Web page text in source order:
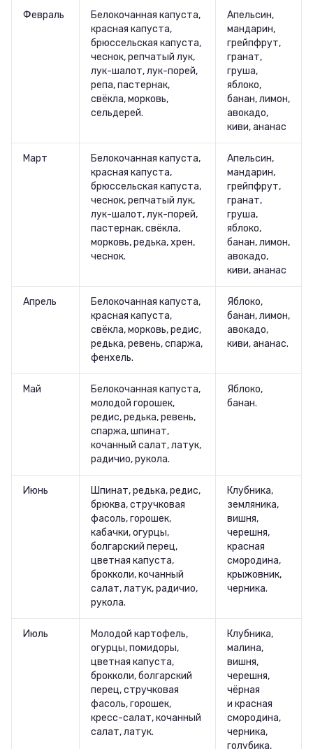
Февраль
Белокочанная капуста,
красная капуста,
брюссельская капуста,
чеснок, репчатый лук,
лук-шалот, лук-порей,
репа, пастернак,
свёкла, морковь,
сельдерей.
Апельсин,
мандарин,
грейпфрут,
гранат,
груша,
яблоко,
банан, лимон,
авокадо,
киви, ананас
Март
Белокочанная капуста,
красная капуста,
брюссельская капуста,
чеснок, репчатый лук,
лук-шалот, лук-порей,
пастернак, свёкла,
морковь, редька, хрен,
чеснок.
Апельсин,
мандарин,
грейпфрут,
гранат,
груша,
яблоко,
банан, лимон,
авокадо,
киви, ананас
Апрель
Белокочанная капуста,
красная капуста,
свёкла, морковь, редис,
редька, ревень, спаржа,
фенхель.
Яблоко,
банан, лимон,
авокадо,
киви, ананас.
Май
Белокочанная капуста,
молодой горошек,
редис, редька, ревень,
спаржа, шпинат,
кочанный салат, латук,
радичио, рукола.
Яблоко,
банан.
Июнь
Шпинат, редька, редис,
брюква, стручковая
фасоль, горошек,
кабачки, огурцы,
болгарский перец,
цветная капуста,
брокколи, кочанный
салат, латук, радичио,
рукола.
Клубника,
земляника,
вишня,
черешня,
красная
смородина,
крыжовник,
черника.
Июль
Молодой картофель,
огурцы, помидоры,
цветная капуста,
брокколи, болгарский
перец, стручковая
фасоль, горошек,
кресс-салат, кочанный
салат, латук.
Клубника,
малина,
вишня,
черешня,
чёрная
и красная
смородина,
черника,
голубика,